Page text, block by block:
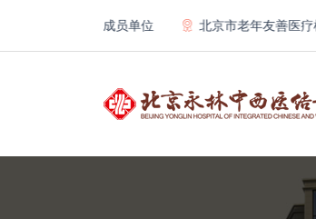
总医院联体成员单位 北京市老年友善医疗机构